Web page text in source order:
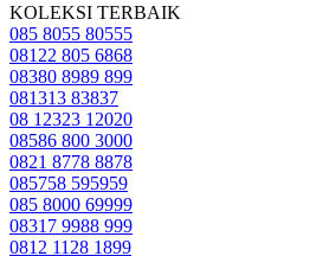
KOLEKSI TERBAIK
085 8055 80555
08122 805 6868
08380 8989 899
081313 83837
08 12323 12020
08586 800 3000
0821 8778 8878
085758 595959
085 8000 69999
08317 9988 999
0812 1128 1899